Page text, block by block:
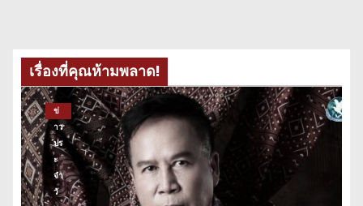
เรื่องที่คุณห้ามพลาด!
ข่
าว
ปร
ะ
จำ
วั